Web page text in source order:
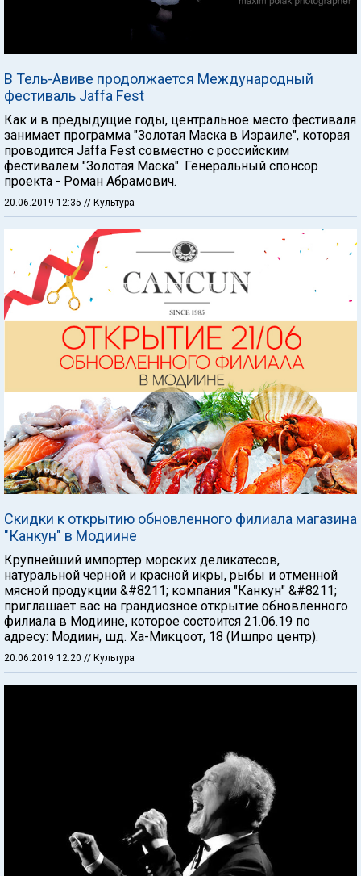
В Тель-Авиве продолжается Международный
фестиваль Jaffa Fest
Как и в предыдущие годы, центральное место фестиваля
занимает программа "Золотая Маска в Израиле", которая
проводится Jaffa Fest совместно с российским
фестивалем "Золотая Маска". Генеральный спонсор
проекта - Роман Абрамович.
20.06.2019 12:35 // Культура
Скидки к открытию обновленного филиала магазина
"Канкун" в Модиине
Крупнейший импортер морских деликатесов,
натуральной черной и красной икры, рыбы и отменной
мясной продукции &#8211; компания "Канкун" &#8211;
приглашает вас на грандиозное открытие обновленного
филиала в Модиине, которое состоится 21.06.19 по
адресу: Модиин, шд. Ха-Микцоот, 18 (Ишпро центр).
20.06.2019 12:20 // Культура